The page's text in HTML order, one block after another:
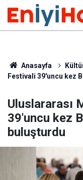
Anasayfa
Festivali 39'uncu kez
Uluslararası
39'uncu kez
buluşturdu